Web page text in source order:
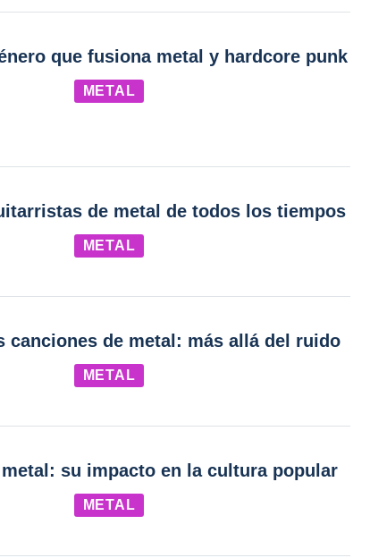
que fusiona metal y hardcore punk
METAL
de metal de todos los tiempos
METAL
canciones de metal: más allá del ruido
METAL
su impacto en la cultura popular
METAL